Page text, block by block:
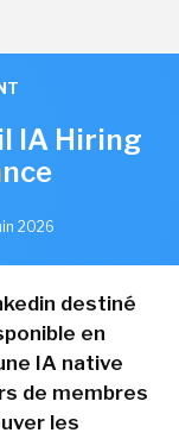
IA Hiring
2026
destiné
en
IA native
de membres
les